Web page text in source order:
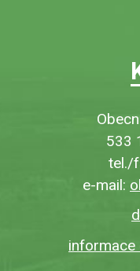
533
tel./
e-mail:
informace